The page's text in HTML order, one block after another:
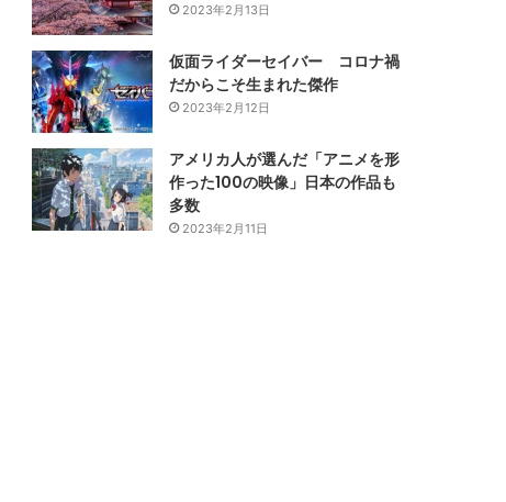
2023年2月13日
仮面ライダーセイバー コロナ禍
だからこそ生まれた傑作
2023年2月12日
アメリカ人が選んだ「アニメを形
作った100の映像」日本の作品も
多数
2023年2月11日